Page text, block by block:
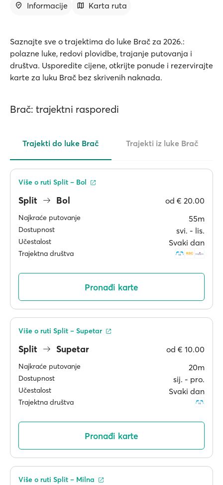
Informacije
Karta ruta
Saznajte sve o trajektima do luke Brač za 2026.:
polazne luke, redovi plovidbe, trajanje putovanja i
društva. Usporedite cijene, otkrijte ponude i rezervirajte
karte za luku Brač bez skrivenih naknada.
Brač: trajektni rasporedi
Trajekti do luke Brač Trajekti iz luke Brač
Split Bol od € 20.00
Najkraće putovanje 55m
Dostupnost svi. ‐ lis.
Učestalost Svaki dan
Trajektna društva
Više o ruti Split – Bol
Pronađi karte
Split Supetar od € 10.00
Najkraće putovanje 20m
Dostupnost sij. ‐ pro.
Učestalost Svaki dan
Trajektna društva
Više o ruti Split – Supetar
Pronađi karte
Više o ruti Split – Milna